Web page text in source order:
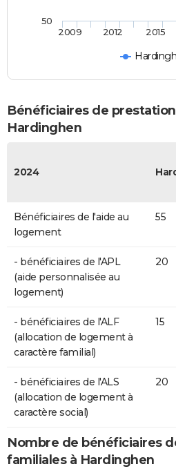
2009 2012 2015
50
Bénéficiaires de
Hardinghen
2024
Bénéficiaires de l'aide au
logement
55
- bénéficiaires de l'APL
(aide personnalisée au
logement)
20
- bénéficiaires de l'ALF
(allocation de logement à
caractère familial)
15
- bénéficiaires de l'ALS
(allocation de logement à
caractère social)
20
Nombre de bénéficiaires
familiales à Hardinghen